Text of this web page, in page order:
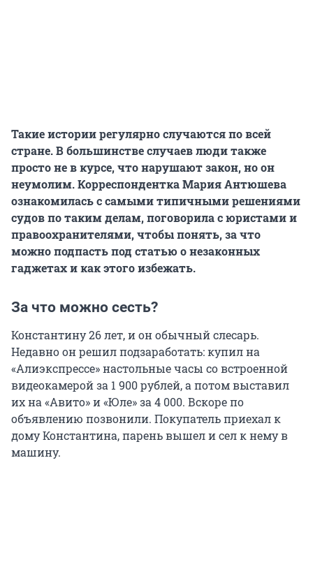
Такие истории регулярно случаются по всей
стране. В большинстве случаев люди также
просто не в курсе, что нарушают закон, но он
неумолим.Корреспондентка Мария Антюшева
ознакомилась с самыми типичными решениями
судов по таким делам, поговорила с юристами и
правоохранителями, чтобы понять, за что
можно подпасть под статью о незаконных
гаджетах и как этого избежать.
За что можно сесть?
Константину 26 лет, и он обычный слесарь.
Недавно он решил подзаработать: купил на
«Алиэкспрессе» настольные часы со встроенной
видеокамерой за 1 900 рублей, а потом выставил
их на «Авито» и «Юле» за 4 000. Вскоре по
объявлению позвонили. Покупатель приехал к
дому Константина, парень вышел и сел к нему в
машину.